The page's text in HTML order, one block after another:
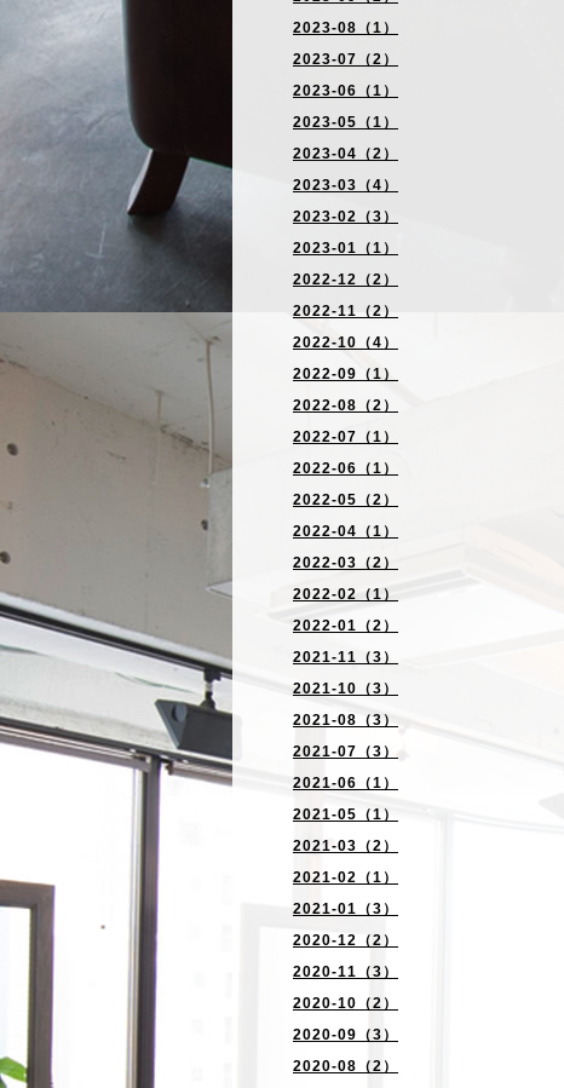
2023-08（1）
2023-07（2）
2023-06（1）
2023-05（1）
2023-04（2）
2023-03（4）
2023-02（3）
2023-01（1）
2022-12（2）
2022-11（2）
2022-10（4）
2022-09（1）
2022-08（2）
2022-07（1）
2022-06（1）
2022-05（2）
2022-04（1）
2022-03（2）
2022-02（1）
2022-01（2）
2021-11（3）
2021-10（3）
2021-08（3）
2021-07（3）
2021-06（1）
2021-05（1）
2021-03（2）
2021-02（1）
2021-01（3）
2020-12（2）
2020-11（3）
2020-10（2）
2020-09（3）
2020-08（2）